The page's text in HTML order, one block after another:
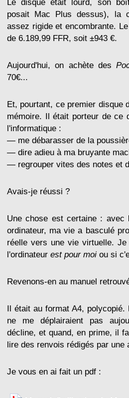
Le disque était lourd, son
posait Mac Plus dessus), la
assez rigide et encombrante.
de 6.189,99 FFR, soit ±943 €.
Aujourd'hui, on achète des
70€...
Et, pourtant, ce premier disque
mémoire. Il était porteur de ce
l'informatique :
— me débarasser de la
— dire adieu à ma bruyante
— regrouper vites des notes et
Avais-je réussi ?
Une chose est certaine : avec
ordinateur, ma vie a basculé
réelle vers une vie virtuelle.
l'ordinateur est pour moi ou si
Revenons-en au manuel
Il était au format A4, polycopié.
ne me déplairaient pas
décline, et quand, en prime, il
lire des renvois rédigés par une
Je vous en ai fait un pdf :